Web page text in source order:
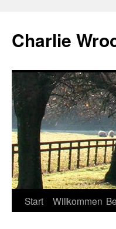
springen
Charlie
Start Willkommen